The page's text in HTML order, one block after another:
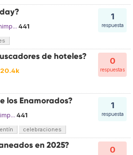
1
respuesta
441
0
respuestas
de hoteles?
20.4k
1
respuesta
los Enamorados?
441
celebraciones
0
en 2025?